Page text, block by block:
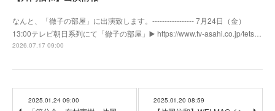
なんと、「徹子の部屋」に出演致します。----------------- 7月24日（金）
13:00テレビ朝日系列にて「徹子の部屋」▶️ https://www.tv-asahi.co.jp/tets…
2026.07.17 09:00
2025.01.24 09:00 2025.01.20 08:59